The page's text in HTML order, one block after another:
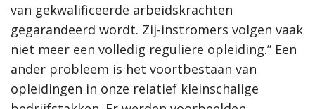
van gekwalificeerde arbeidskrachten
gegarandeerd wordt. Zij-instromers volgen vaak
niet meer een volledig reguliere opleiding.” Een
ander probleem is het voortbestaan van
opleidingen in onze relatief kleinschalige